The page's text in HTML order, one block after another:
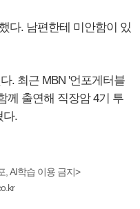
다. 남편한테 미안함이 있
. 최근 MBN '언포게터블
께 출연해 직장암 4기 투
다.
AI학습 이용 금지>